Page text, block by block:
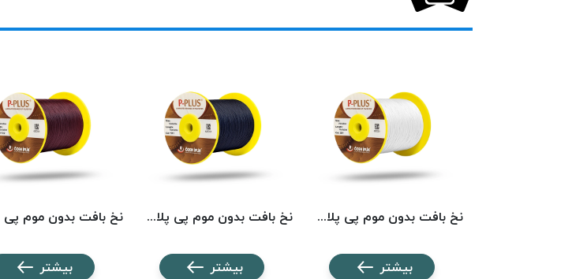
نخ بافت بدون موم پی پلاس کد 201 PPLUS
بیشتر
نخ بافت بدون موم پی پلاس کد 511 PPLUS
بیشتر بیشتر